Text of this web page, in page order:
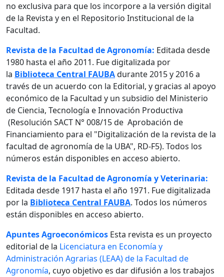
no exclusiva para que los incorpore a la versión digital
de la Revista y en el Repositorio Institucional de la
Facultad.
Revista de la Facultad de Agronomía: Editada desde
1980 hasta el año 2011. Fue digitalizada por
la Biblioteca Central FAUBAdurante 2015 y 2016 a
través de un acuerdo con la Editorial, y gracias al apoyo
económico de la Facultad y un subsidio del Ministerio
de Ciencia, Tecnología e Innovación Productiva
(Resolución SACT N° 008/15 de Aprobación de
Financiamiento para el "Digitalización de la revista de la
facultad de agronomía de la UBA", RD-F5). Todos los
números están disponibles en acceso abierto.
Revista de la Facultad de Agronomía y Veterinaria:
Editada desde 1917 hasta el año 1971. Fue digitalizada
por la Biblioteca Central FAUBA. Todos los números
están disponibles en acceso abierto.
Apuntes Agroeconómicos Esta revista es un proyecto
editorial de la Licenciatura en Economía y
Administración Agrarias (LEAA) de la Facultad de
Agronomía, cuyo objetivo es dar difusión a los trabajos